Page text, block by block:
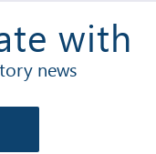
with
news